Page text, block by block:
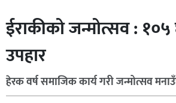
ईराकीको जन्मोत्सव : १०५
उपहार
हेरक वर्ष समाजिक कार्य गरी जन्मोत्सव